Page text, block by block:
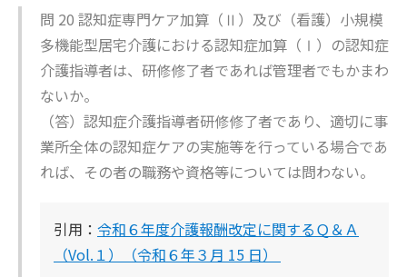
問 20 認知症専門ケア加算（Ⅱ）及び（看護）小規模
多機能型居宅介護における認知症加算（Ⅰ）の認知症
介護指導者は、研修修了者であれば管理者でもかまわ
ないか。
（答）認知症介護指導者研修修了者であり、適切に事
業所全体の認知症ケアの実施等を行っている場合であ
れば、その者の職務や資格等については問わない。
引用： 令和６年度介護報酬改定に関するＱ＆Ａ
（Vol.１）（令和６年３月 15 日）